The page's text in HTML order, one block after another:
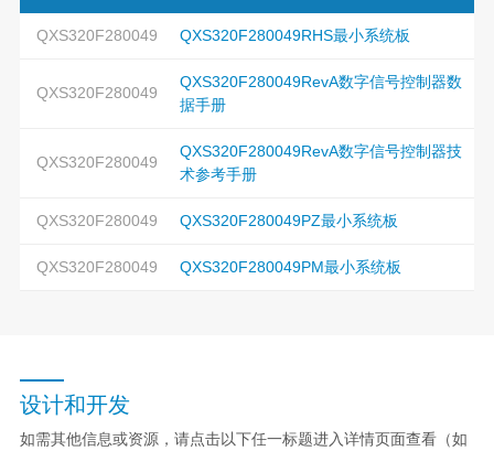
QXS320F280049 QXS320F280049RHS最小系统板
QXS320F280049
QXS320F280049RevA数字信号控制器数
据手册
QXS320F280049
QXS320F280049RevA数字信号控制器技
术参考手册
QXS320F280049 QXS320F280049PZ最小系统板
QXS320F280049 QXS320F280049PM最小系统板
设计和开发
如需其他信息或资源，请点击以下任一标题进入详情页面查看（如